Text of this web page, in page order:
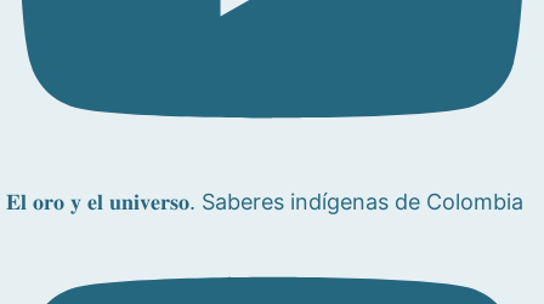
𝐄𝐥 𝐨𝐫𝐨 𝐲 𝐞𝐥 𝐮𝐧𝐢𝐯𝐞𝐫𝐬𝐨. Saberes indígenas de Colombia